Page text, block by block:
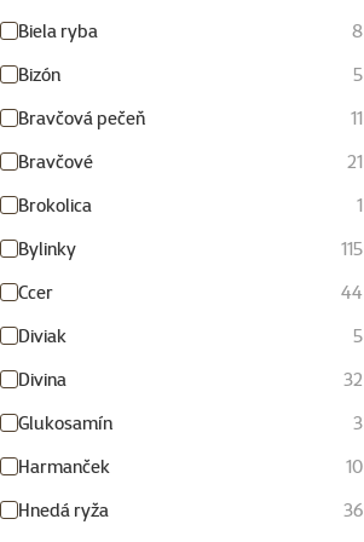
Biela ryba
8
Bizón
5
Bravčová pečeň
11
Bravčové
21
Brokolica
1
Bylinky
115
Ccer
44
Diviak
5
Divina
32
Glukosamín
3
Harmanček
10
Hnedá ryža
36